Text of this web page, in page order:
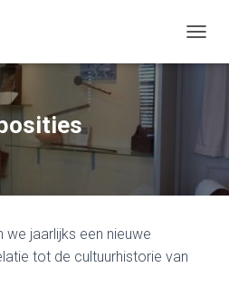
we jaarlijks een nieuwe
tot de cultuurhistorie van